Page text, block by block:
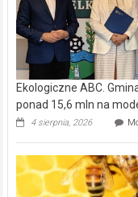
Ekologiczne ABC.
ponad 15,6 mln na
4 sierpnia, 2026